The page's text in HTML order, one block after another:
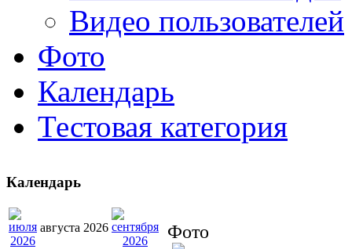
Видео пользователей
Фото
Календарь
Тестовая категория
Фото
Календарь
августа 2026